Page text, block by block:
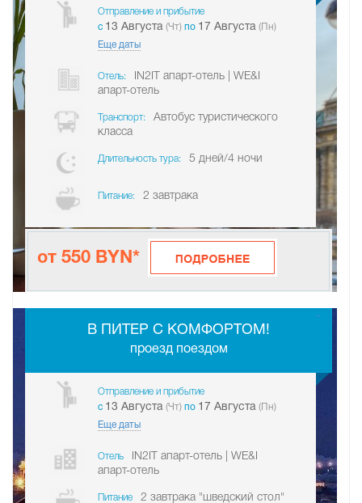
Отправление и прибытие
c 13 Августа (Чт) по 17 Августа (Пн)
Еще даты
Отель:
IN2IT апарт-отель | WE&I
апарт-отель
Транспорт:
Автобус туристического
класса
Длительность тура: 5 дней/4 ночи
Питание: 2 завтрака
от 550 BYN*
В ПИТЕР С КОМФОРТОМ!
проезд поездом
Отправление и прибытие
c 13 Августа (Чт) по 17 Августа (Пн)
Еще даты
Отель
IN2IT апарт-отель | WE&I
апарт-отель
Питание 2 завтрака "шведский стол"
-